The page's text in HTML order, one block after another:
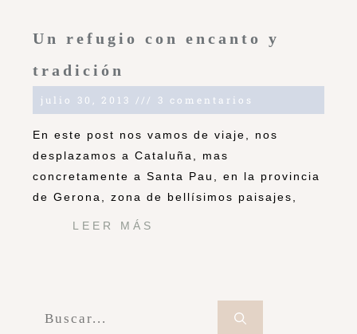
Un refugio con encanto y
tradición
julio 30, 2013 3 comentarios
En este post nos vamos de viaje, nos
desplazamos a Cataluña, mas
concretamente a Santa Pau, en la provincia
de Gerona, zona de bellísimos paisajes,
LEER MÁS